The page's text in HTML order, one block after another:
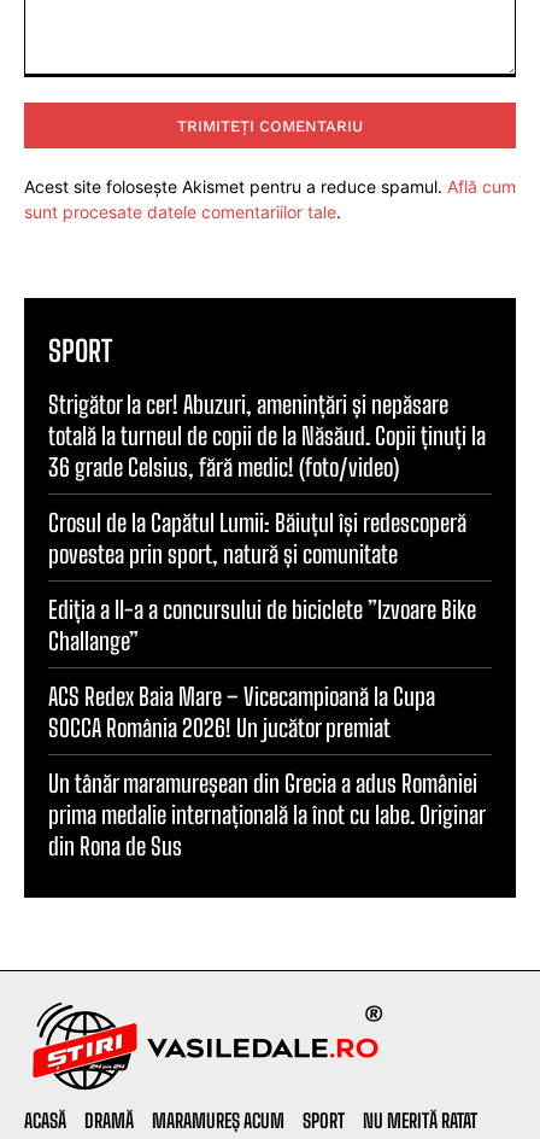
Acest site folosește Akismet pentru a reduce spamul. Află cum
sunt procesate datele comentariilor tale.
SPORT
Strigător la cer! Abuzuri, amenințări și nepăsare
totală la turneul de copii de la Năsăud. Copii ținuți la
36 grade Celsius, fără medic! (foto/video)
Crosul de la Capătul Lumii: Băiuțul își redescoperă
povestea prin sport, natură și comunitate
Ediția a II-a a concursului de biciclete ”Izvoare Bike
Challange”
ACS Redex Baia Mare – Vicecampioană la Cupa
SOCCA România 2026! Un jucător premiat
Un tânăr maramureșean din Grecia a adus României
prima medalie internațională la înot cu labe. Originar
din Rona de Sus
ACASĂ DRAMĂ MARAMUREȘ ACUM SPORT
NU MERITĂ RATAT